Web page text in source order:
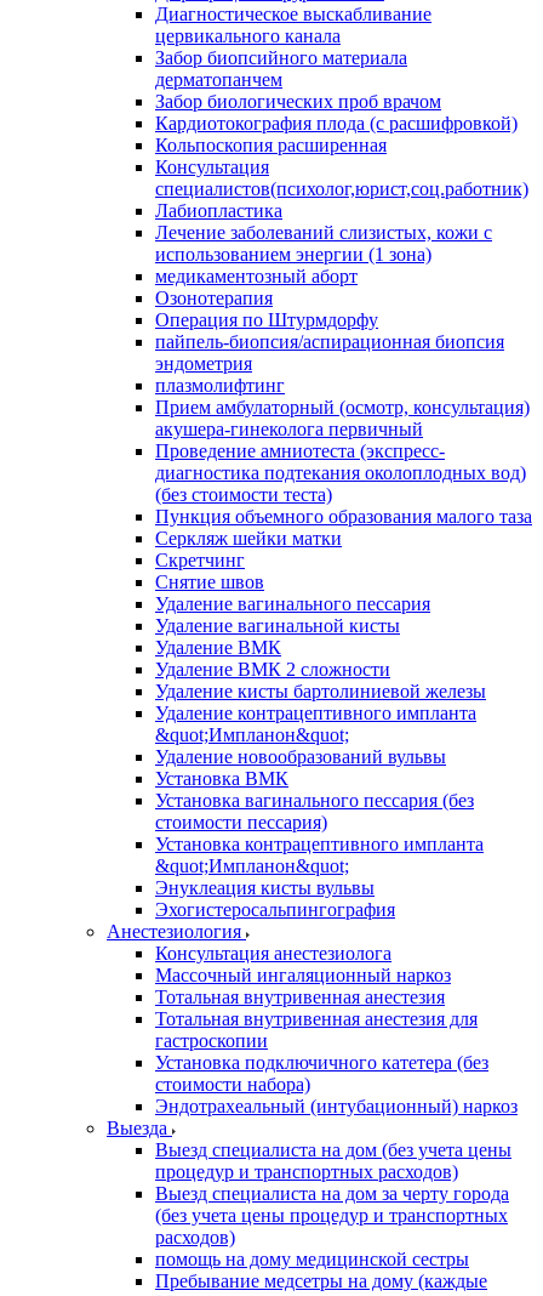
Диагностическое выскабливание
цервикального канала
Забор биопсийного материала
дерматопанчем
Забор биологических проб врачом
Кардиотокография плода (с расшифровкой)
Кольпоскопия расширенная
Консультация
специалистов(психолог,юрист,соц.работник)
Лабиопластика
Лечение заболеваний слизистых, кожи с
использованием энергии (1 зона)
медикаментозный аборт
Озонотерапия
Операция по Штурмдорфу
пайпель-биопсия/аспирационная биопсия
эндометрия
плазмолифтинг
Прием амбулаторный (осмотр, консультация)
акушера-гинеколога первичный
Проведение амниотеста (экспресс-
диагностика подтекания околоплодных вод)
(без стоимости теста)
Пункция объемного образования малого таза
Серкляж шейки матки
Скретчинг
Снятие швов
Удаление вагинального пессария
Удаление вагинальной кисты
Удаление ВМК
Удаление ВМК 2 сложности
Удаление кисты бартолиниевой железы
Удаление контрацептивного импланта
&quot;Импланон&quot;
Удаление новообразований вульвы
Установка ВМК
Установка вагинального пессария (без
стоимости пессария)
Установка контрацептивного импланта
&quot;Импланон&quot;
Энуклеация кисты вульвы
Эхогистеросальпингография
Анестезиология
Консультация анестезиолога
Массочный ингаляционный наркоз
Тотальная внутривенная анестезия
Тотальная внутривенная анестезия для
гастроскопии
Установка подключичного катетера (без
стоимости набора)
Эндотрахеальный (интубационный) наркоз
Выезда
Выезд специалиста на дом (без учета цены
процедур и транспортных расходов)
Выезд специалиста на дом за черту города
(без учета цены процедур и транспортных
расходов)
помощь на дому медицинской сестры
Пребывание медсетры на дому (каждые